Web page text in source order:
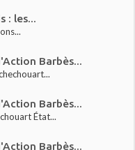
: les...
Barbès...
Barbès...
État...
Barbès...